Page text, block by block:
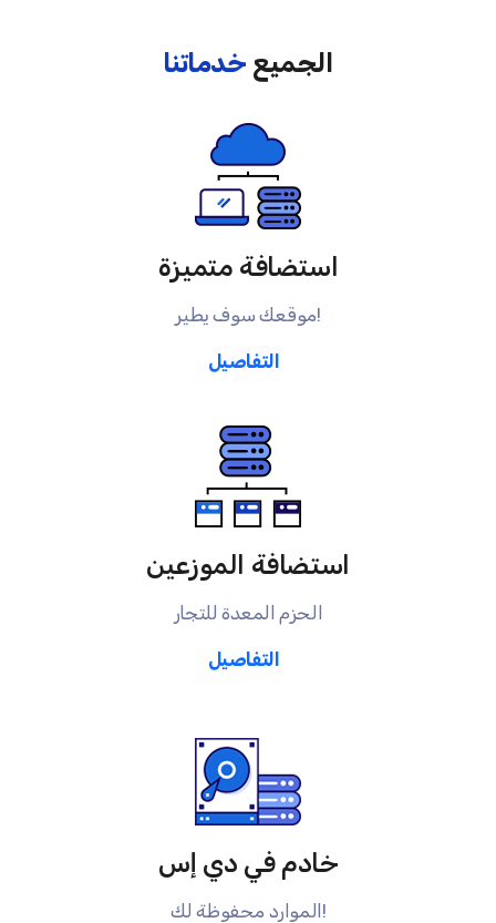
الجميع خدماتنا
استضافة متميزة
موقعك سوف يطير!
التفاصيل
استضافة الموزعين
الحزم المعدة للتجار
التفاصيل
خادم في دي إس
الموارد محفوظة لك!